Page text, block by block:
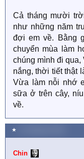
Cả tháng mười
như những năm
đợi em về. Bằng
chuyển mùa làm
chúng mình đi qua,
nắng, thời tiết thật
Vừa làm nỗi nhớ
sữa ở trên cây,
về.
★
Chin